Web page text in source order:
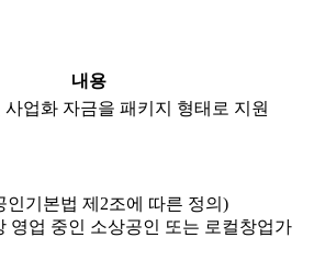
내용
사업화 자금을 패키지 형태로 지원
인기본법 제2조에 따른 정의)
영업 중인 소상공인 또는 로컬창업가